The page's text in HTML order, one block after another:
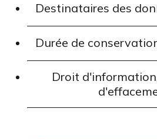
Destinataires des
Durée de
Droit